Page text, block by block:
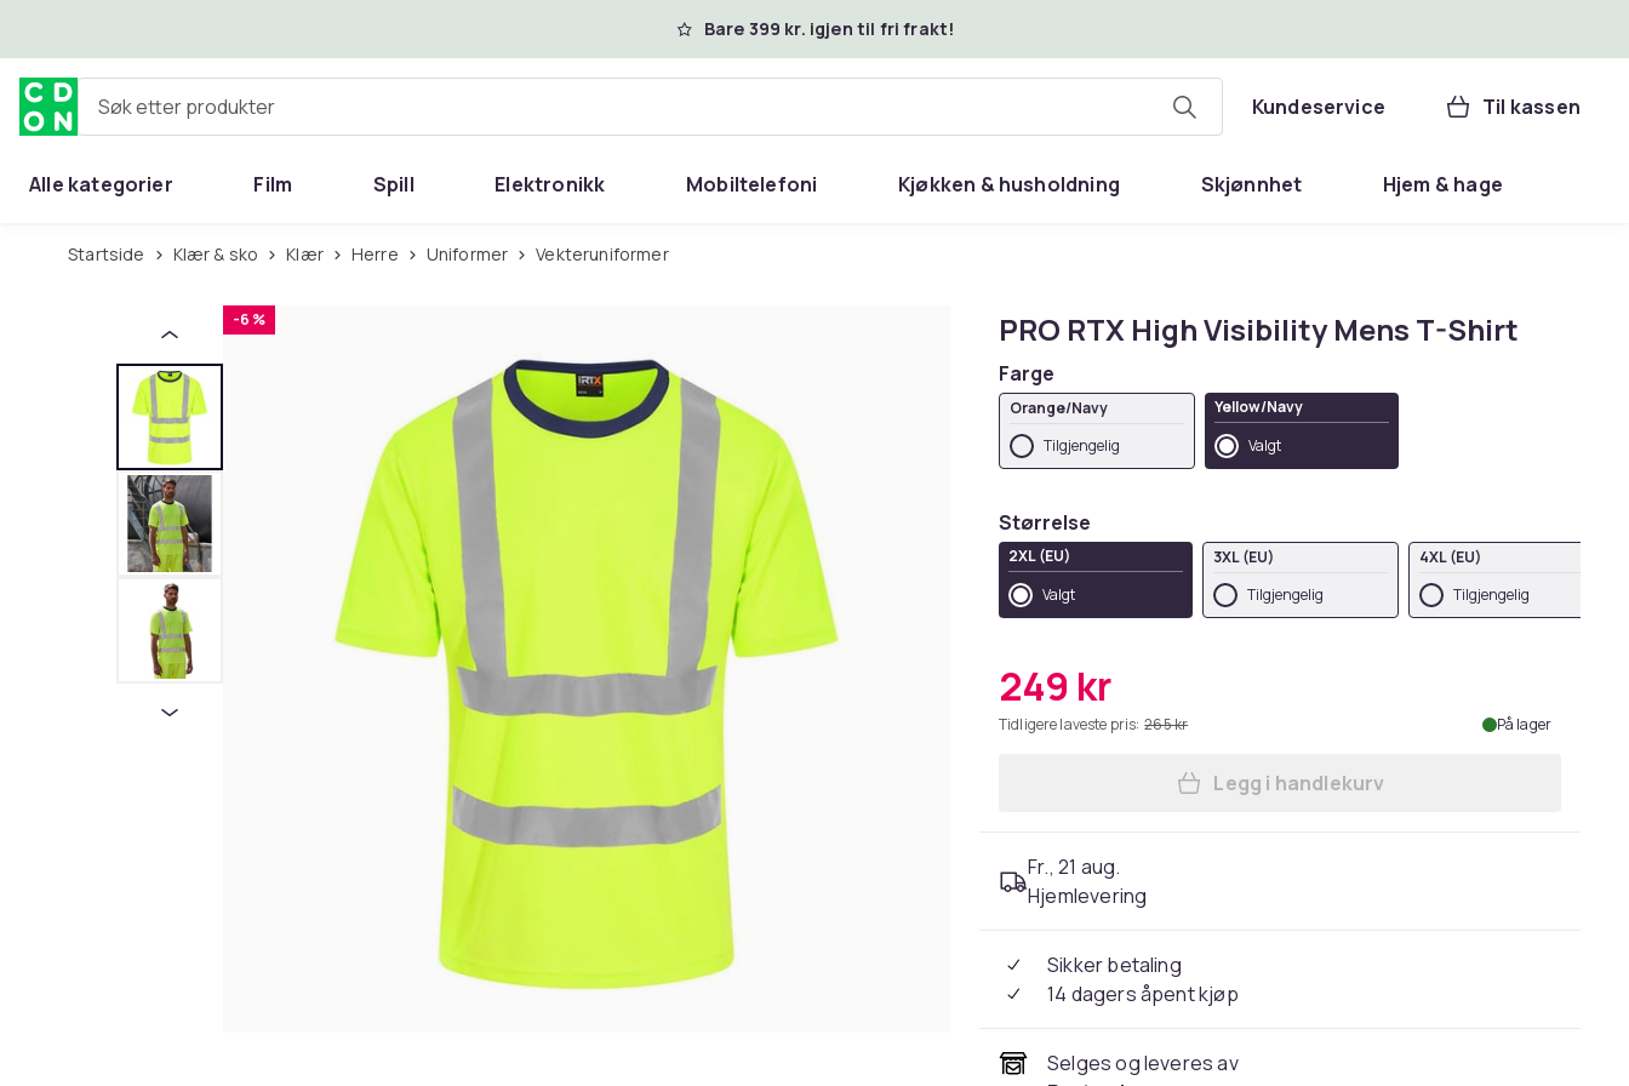
Bare 399 kr. igjen til fri frakt!
Søk etter produkter Kundeservice Til kassen
Alle kategorier Film Spill Elektronikk Mobiltelefoni Kjøkken & husholdning Skjønnhet Hjem & hage
Startside Klær & sko Klær Herre Uniformer Vekteruniformer
-6 % PRO RTX High Visibility Mens T-Shirt
Farge
Orange/Navy
Tilgjengelig
Yellow/Navy
Valgt
Størrelse
2XL (EU)
Valgt
3XL (EU)
Tilgjengelig
4XL (EU)
Tilgjengelig
249 kr
Tidligere laveste pris: 265 kr På lager
Legg PRO RTX High Visibility Mens
Legg i handlekurv
Fr., 21 aug.
Hjemlevering
Sikker betaling
14 dagers åpent kjøp
Selges og leveres av